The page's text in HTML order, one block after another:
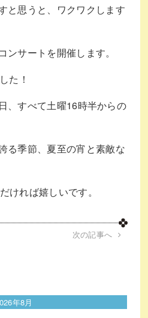
と思うと、ワクワクします
サートを開催します。
た！
、すべて土曜16時半からの
る季節、夏至の宵と素敵な
ければ嬉しいです。
次の記事へ
年8月